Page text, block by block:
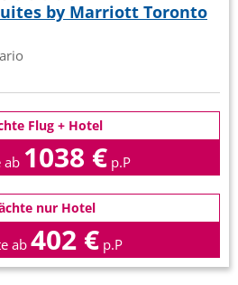
by Marriott Toronto
Flug + Hotel
ab 1038 € p.P
nur Hotel
ab 402 € p.P